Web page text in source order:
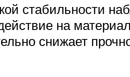
стабильности
на
снижает